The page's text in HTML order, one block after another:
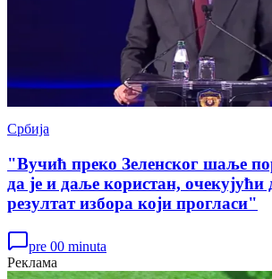
Србија
"Вучић преко Зеленског шаље
да је и даље користан, очекујући
резултат избора који прогласи"
pre 00 minuta
Реклама